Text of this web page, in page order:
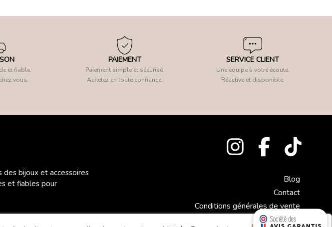
et fiable.
vous.
PAIEMENT
Paiement simple et sécurisé.
Achetez en toute confiance.
SERVICE CLIENT
Une équipe à votre écoute.
Réactive et disponible.
des bijoux et accessoires
et fiables pour
Blog
Contact
Conditions générales de vente
Mentions légales